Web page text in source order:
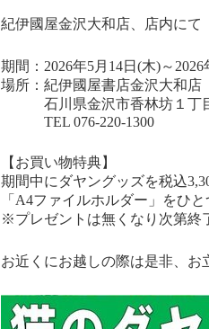
紀伊國屋金沢大和店、店内にて
期間：2026年5月14日(木)～2026
場所：紀伊國屋書店金沢大和店
石川県金沢市香林坊１丁目
TEL 076-220-1300
【お買い物特典】
期間中にダヤングッズを税込
「A4ファイルホルダー」をひ
※プレゼントは無くなり次第終
お近くにお越しの際は是非、お